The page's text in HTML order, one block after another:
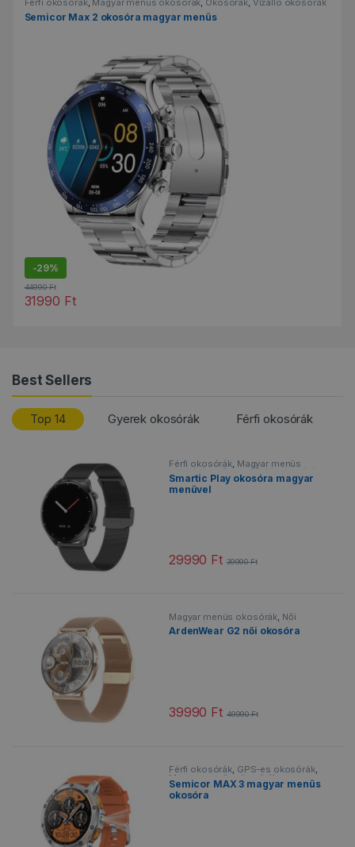
Férfi okosórák, Magyar menüs okosórák, Okosórák, Vízálló okosórák
Semicor Max 2 okosóra magyar menüs
-29%
31990 Ft
44990Ft
Ennek a terméknek több variációja van. A változatok a
Best Sellers
Top 14 Gyerek okosórák Férfi okosórák
Férfi okosórák, Magyar menüs
okosórák ,Női okosórák Okosórák
Sportos okosórák,Vízálló
okosórák
Smartic Play okosóra magyar
menüvel
29990 Ft 39990Ft
Ennek a terméknek több variációja
Magyar menüs okosórák Női
okosórák Okosórák Vízálló
okosórák
ArdenWear G2 női okosóra
39990 Ft 49990Ft
Ennek a terméknek több variációja
Férfi okosórák, GPS-es okosórák,
Magyar menüs okosórák
Okosórák ,Sportos okosórák,
Vízálló okosórák
Semicor MAX 3 magyar menüs
okosóra